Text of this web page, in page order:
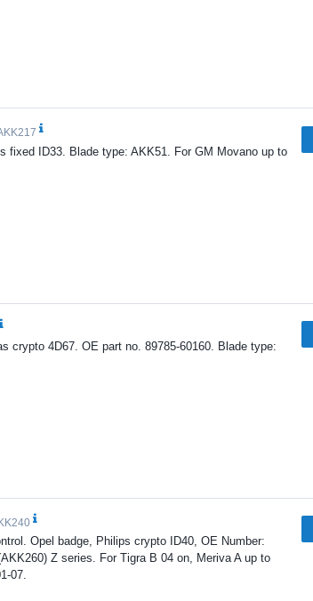
fixed ID33. Blade type: AKK51. For GM Movano up to
crypto 4D67. OE part no. 89785-60160. Blade type:
Opel badge, Philips crypto ID40, OE Number:
Z series. For Tigra B 04 on, Meriva A up to
07.